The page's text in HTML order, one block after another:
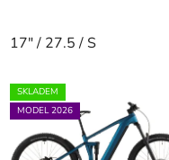
17" / 27.5 / S
SKLADEM
MODEL 2026